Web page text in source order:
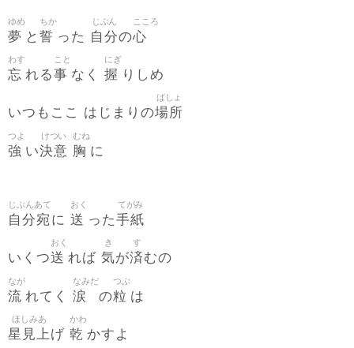
夢
ゆめ
と 誓
ちか
った 自分
じぶん
の心
こころ
忘
わす
れる事
こと
なく 握
にぎ
りしめ
いつもここ はじまりの場所
ばしょ
強
つよ
い決意
けつい
胸
むね
に
自分宛
じぶんあて
に 送
おく
った手紙
てがみ
いくつ送
おく
れば 気
き
が済
す
むの
流
なが
れてく 涙
なみだ
の粒
つぶ
は
星見上
ほしみあ
げ 乾
かわ
かすよ